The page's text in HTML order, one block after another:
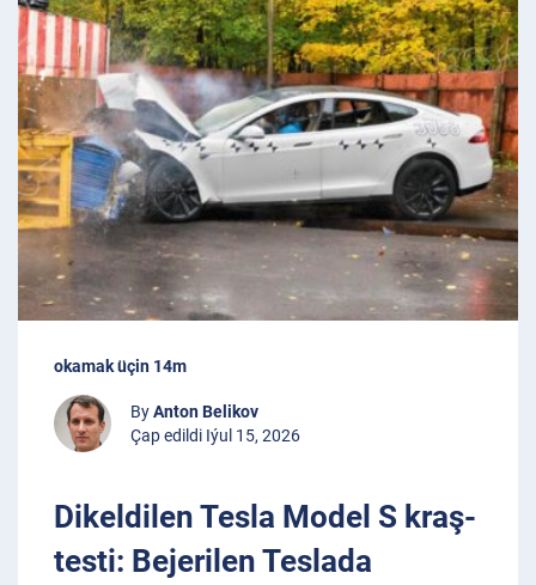
okamak üçin 14m
ByAnton Belikov
Çap edildi Iýul 15, 2026
Dikeldilen Tesla Model S kraş-
testi: Bejerilen Teslada